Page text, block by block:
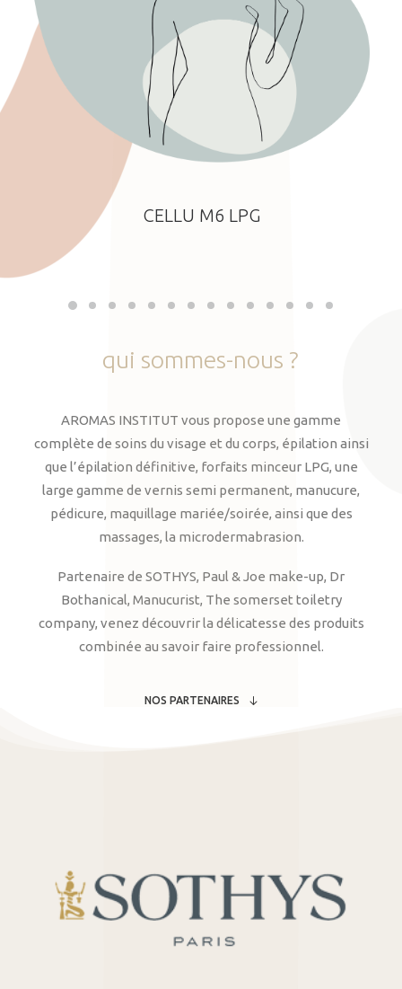
CELLU M6 LPG
qui sommes-nous ?
AROMAS INSTITUT vous propose une gamme
complète de soins du visage et du corps, épilation ainsi
que l’épilation définitive, forfaits minceur LPG, une
large gamme de vernis semi permanent, manucure,
pédicure, maquillage mariée/soirée, ainsi que des
massages, la microdermabrasion.
Partenaire de SOTHYS, Paul & Joe make-up, Dr
Bothanical, Manucurist, The somerset toiletry
company, venez découvrir la délicatesse des produits
combinée au savoir faire professionnel.
NOS PARTENAIRES